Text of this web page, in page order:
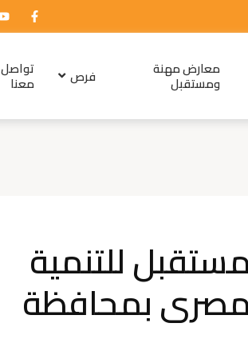
معارض مهنة
ومستقبل فرص تواصل
معنا
للتنمية
بمحافظة